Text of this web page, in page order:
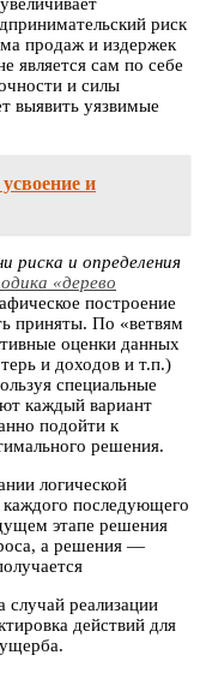
риск
продаж и издержек
является сам по себе
и силы
выявить уязвимые
и
риска и определения
«дерево
построение
приняты. По «ветвям
оценки данных
и доходов и т.п.)
специальные
каждый вариант
подойти к
решения.
логической
каждого последующего
этапе решения
а решения —
случай реализации
действий для